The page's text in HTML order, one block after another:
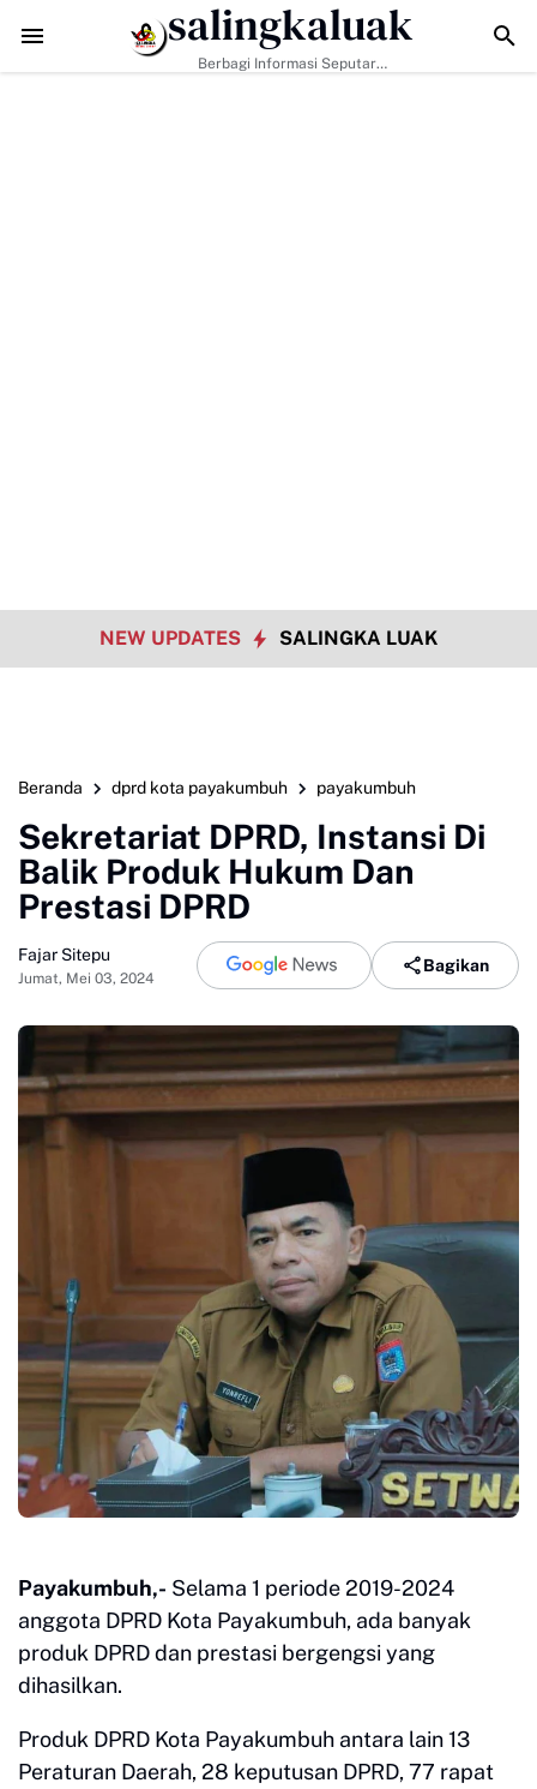
Era Digital, Arisal Aziz Ajak Masyarakat Perkuat Nilai Empat
salingkaluak
Berbagi Informasi Seputar
NEW UPDATES SALINGKA LUAK
Beranda dprd kota payakumbuh payakumbuh
Sekretariat DPRD, Instansi Di
Balik Produk Hukum Dan
Prestasi DPRD
Fajar Sitepu
Jumat, Mei 03, 2024
Bagikan
Payakumbuh,- Selama 1 periode 2019-2024
anggota DPRD Kota Payakumbuh, ada banyak
produk DPRD dan prestasi bergengsi yang
dihasilkan.
Produk DPRD Kota Payakumbuh antara lain 13
Peraturan Daerah, 28 keputusan DPRD, 77 rapat